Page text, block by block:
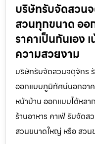
บริษัทรับจัดสวน
สวนทุกขนาด ออ
ราคาเป็นกันเอง
ความสวยงาม
บริษัทรับจัดสวนจตุจักร
ออกแบบภูมิทัศน์นอกอา
หน้าบ้าน ออกแบบได้หลา
ร้านอาหาร คาเฟ่ รับจัด
สวนขนาดใหญ่ หรือ สวน